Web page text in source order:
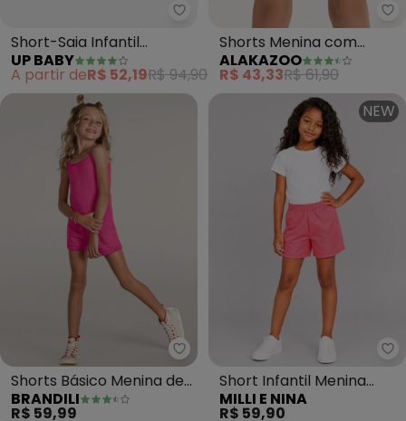
Up Baby - Short-Saia Infantil
Short-Saia Infantil
Moletom (Rosa)
UP BABY
A partir deR$ 52,19R$ 94,90
Shorts Menina com
Bolsos em Moletom
(Rosa)
ALAKAZOO
R$ 43,33R$ 61,90
Brandili - Shorts Básico Menina
Shorts Básico Menina de
Moletinho (Rosa)
BRANDILI
R$ 59,99
NEW
Short Infantil Menina
(Rosa)
MILLI E NINA
R$ 59,90